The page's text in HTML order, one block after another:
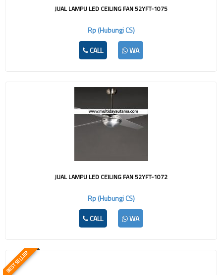
JUAL LAMPU LED CEILING FAN 52YFT-1075
Rp (Hubungi CS)
CALL
WA
JUAL LAMPU LED CEILING FAN 52YFT-1072
Rp (Hubungi CS)
CALL
WA
BEST SELLER